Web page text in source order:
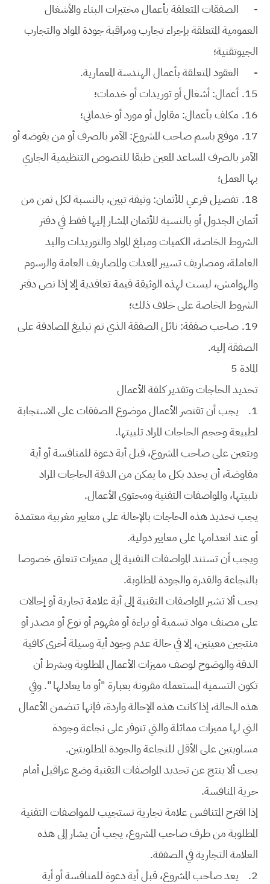
-
الصفقات المتعلقة بأعمال مختبرات البناء والأشغال
العمومية المتعلقة بإجراء تجارب ومراقبة جودة المواد والتجارب
الجيوتقنية؛
-
العقود المتعلقة بأعمال الهندسة المعمارية.
15. أعمال: أشغال أو توريدات أو خدمات؛
16. مكلف بأعمال: مقاول أو مورد أو خدماتي؛
17. موقع باسم صاحب المشروع: الآمر بالصرف أو من يفوضه أو
الآمر بالصرف المساعد المعين طبقا للنصوص التنظيمية الجاري
بها العمل؛
18. تفصيل فرعي للأثمان: وثيقة تبين، بالنسبة لكل ثمن من
أثمان الجدول أو بالنسبة للأثمان المشار إليها فقط في دفتر
الشروط الخاصة، الكميات ومبلغ المواد والتوريدات واليد
العاملة، ومصاريف تسيير المعدات والمصاريف العامة والرسوم
والهوامش، ليست لهذه الوثيقة قيمة تعاقدية إلا إذا نص دفتر
الشروط الخاصة على خلاف ذلك؛
19. صاحب صفقة: نائل الصفقة الذي تم تبليغ المصادقة على
الصفقة إليه.
المادة 5
تحديد الحاجات وتقدير كلفة الأعمال
1.
يجب أن تقتصر الأعمال موضوع الصفقات على الاستجابة
لطبيعة وحجم الحاجات المراد تلبيتها.
ويتعين على صاحب المشروع، قبل أية دعوة للمنافسة أو أية
مفاوضة، أن يحدد بكل ما يمكن من الدقة الحاجات المراد
تلبيتها، والمواصفات التقنية ومحتوى الأعمال.
يجب تحديد هذه الحاجات بالإحالة على معايير مغربية معتمدة
أو عند انعدامها على معايير دولية.
ويجب أن تستند المواصفات التقنية إلى مميزات تتعلق خصوصا
بالنجاعة والقدرة والجودة المطلوبة.
يجب ألا تشير المواصفات التقنية إلى أية علامة تجارية أو إحالات
على مصنف مواد تسمية أو براءة أو مفهوم أو نوع أو مصدر أو
منتجين معينين، إلا في حالة عدم وجود أية وسيلة أخرى كافية
الدقة والوضوح لوصف مميزات الأعمال المطلوبة وبشرط أن
تكون التسمية المستعملة مقرونة بعبارة "أو ما يعادلها ". وفي
هذه الحالة، إذا كانت هذه الإحالة واردة، فإنها تتضمن الأعمال
التي لها مميزات مماثلة والتي تتوفر على نجاعة وجودة
مساويتين على الأقل للنجاعة والجودة المطلوبتين.
يجب ألا ينتج عن تحديد المواصفات التقنية وضع عراقيل أمام
حرية المنافسة.
إذا اقترح المتنافس علامة تجارية تستجيب للمواصفات التقنية
المطلوبة من طرف صاحب المشروع، يجب أن يشار إلى هذه
العلامة التجارية في الصفقة.
2.
يعد صاحب المشروع، قبل أية دعوة للمنافسة أو أية